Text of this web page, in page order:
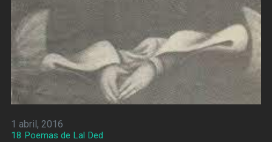
1 abril, 2016
18 Poemas de Lal Ded